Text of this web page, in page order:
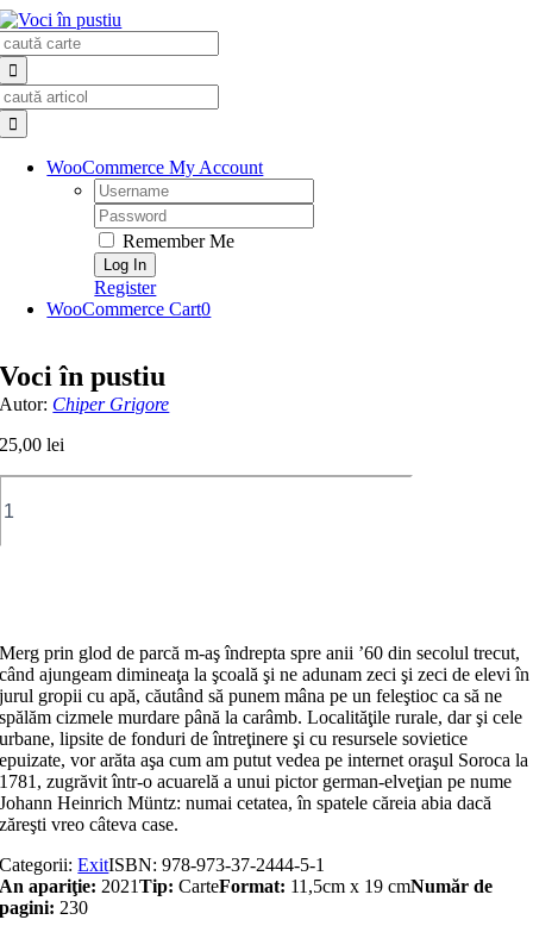
Skip
to
content
WooCommerce My Account
Username:
Password:
Remember Me
Register
WooCommerce Cart0
Voci în pustiu
Autor: Chiper Grigore
25,00lei
Merg prin glod de parcă m-aş îndrepta spre anii ’60 din secolul trecut,
când ajungeam dimineaţa la şcoală şi ne adunam zeci şi zeci de elevi în
jurul gropii cu apă, căutând să punem mâna pe un feleştioc ca să ne
spălăm cizmele murdare până la carâmb. Localităţile rurale, dar şi cele
urbane, lipsite de fonduri de întreţinere şi cu resursele sovietice
epuizate, vor arăta aşa cum am putut vedea pe internet oraşul Soroca la
1781, zugrăvit într-o acuarelă a unui pictor german-elveţian pe nume
Johann Heinrich Müntz: numai cetatea, în spatele căreia abia dacă
zăreşti vreo câteva case.
Categorii:ExitISBN:978-973-37-2444-5-1
An apariţie: 2021Tip: CarteFormat: 11,5cm x 19 cmNumăr de
pagini: 230